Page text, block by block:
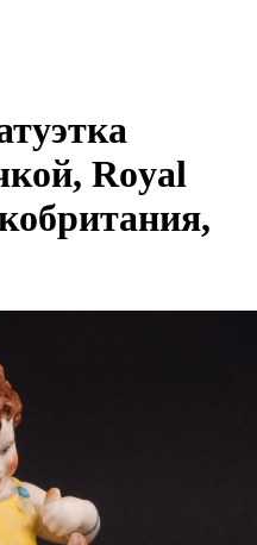
Royal